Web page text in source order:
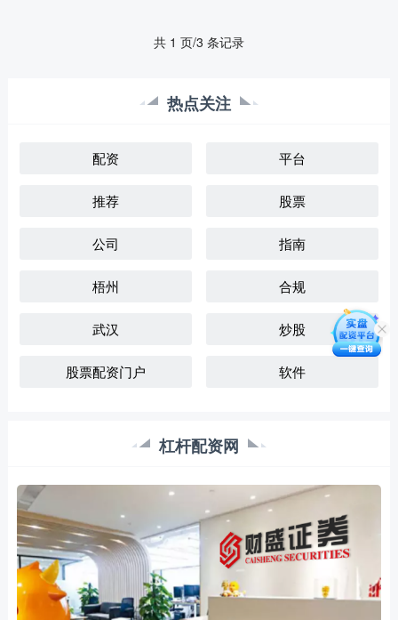
共 1 页/3 条记录
热点关注
配资 平台
推荐 股票
公司 指南
梧州 合规
武汉 炒股
股票配资门户 软件
杠杆配资网